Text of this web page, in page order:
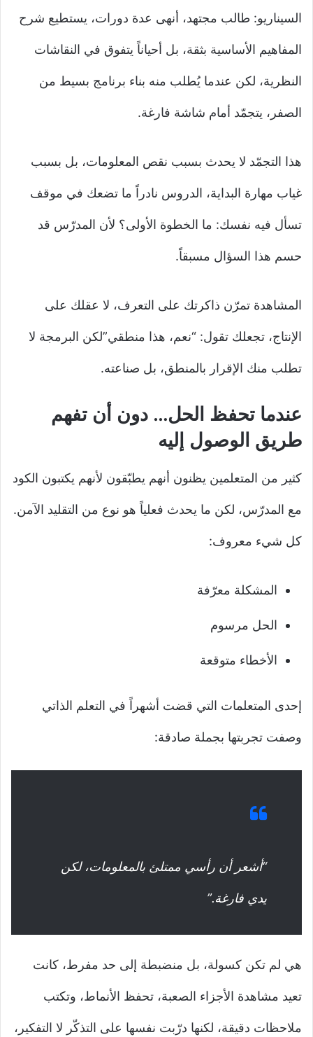
السيناريو: طالب مجتهد، أنهى عدة دورات، يستطيع شرح
المفاهيم الأساسية بثقة، بل أحياناً يتفوق في النقاشات
النظرية، لكن عندما يُطلب منه بناء برنامج بسيط من
الصفر، يتجمّد أمام شاشة فارغة.
هذا التجمّد لا يحدث بسبب نقص المعلومات، بل بسبب
غياب مهارة البداية، الدروس نادراً ما تضعك في موقف
تسأل فيه نفسك: ما الخطوة الأولى؟ لأن المدرّس قد
حسم هذا السؤال مسبقاً.
المشاهدة تمرّن ذاكرتك على التعرف، لا عقلك على
الإنتاج، تجعلك تقول: “نعم، هذا منطقي”لكن البرمجة لا
تطلب منك الإقرار بالمنطق، بل صناعته.
عندما تحفظ الحل… دون أن تفهم
طريق الوصول إليه
كثير من المتعلمين يظنون أنهم يطبّقون لأنهم يكتبون الكود
مع المدرّس، لكن ما يحدث فعلياً هو نوع من التقليد الآمن.
كل شيء معروف:
المشكلة معرّفة
الحل مرسوم
الأخطاء متوقعة
إحدى المتعلمات التي قضت أشهراً في التعلم الذاتي
وصفت تجربتها بجملة صادقة:
“أشعر أن رأسي ممتلئ بالمعلومات، لكن
يدي فارغة.”
هي لم تكن كسولة، بل منضبطة إلى حد مفرط، كانت
تعيد مشاهدة الأجزاء الصعبة، تحفظ الأنماط، وتكتب
ملاحظات دقيقة، لكنها درّبت نفسها على التذكّر لا التفكير،